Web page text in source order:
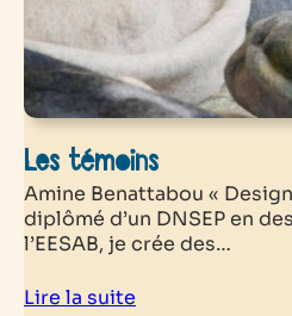
Les témoins
Amine Benattabou «
diplômé d’un DNSEP en
l’EESAB, je crée des…
Lire la suite